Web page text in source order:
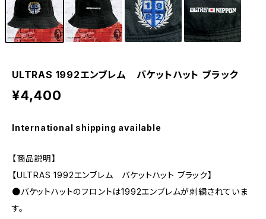
ULTRAS 1992エンブレム バケットハット ブラック
¥4,400
International shipping available
【商品説明】
【ULTRAS 1992エンブレム バケットハット ブラック】
●バケットハットのフロントは1992エンブレムが刺繍されていま
す。